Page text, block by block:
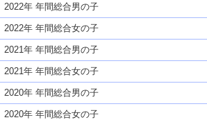
2022年 年間総合男の子
2022年 年間総合女の子
2021年 年間総合男の子
2021年 年間総合女の子
2020年 年間総合男の子
2020年 年間総合女の子